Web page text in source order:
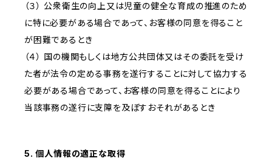
（３） 公衆衛生の向上又は児童の健全な育成の推進のため
に特に必要がある場合であって、お客様の同意を得ること
が困難であるとき
（４） 国の機関もしくは地方公共団体又はその委託を受け
た者が法令の定める事務を遂行することに対して協力する
必要がある場合であって、お客様の同意を得ることにより
当該事務の遂行に支障を及ぼすおそれがあるとき
5. 個人情報の適正な取得